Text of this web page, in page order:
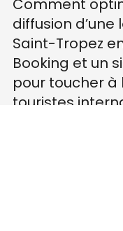
Comment
diffusion d’une
Saint-Tropez
Booking et un
pour toucher à
touristes